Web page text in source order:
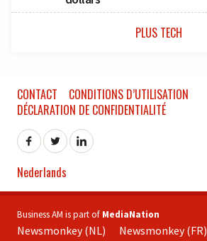
PLUS TECH
CONTACT
CONDITIONS D’UTILISATION
DÉCLARATION DE CONFIDENTIALITÉ
Nederlands
Business AM is part of MediaNation
Newsmonkey (NL) Newsmonkey (FR)